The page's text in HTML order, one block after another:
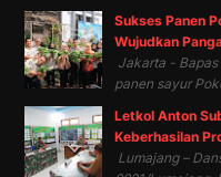
Sukses Panen
Wujudkan
Jakarta - Bapas
panen sayur
Letkol Anton
Keberhasilan
Lumajang –